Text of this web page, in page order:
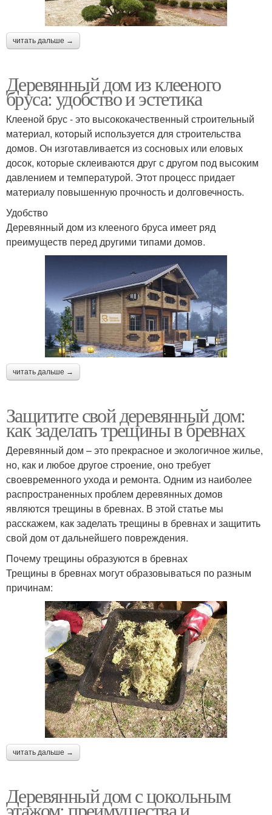
читать дальше →
Деревянный дом из клееного
бруса: удобство и эстетика
Клееной брус - это высококачественный строительный
материал, который используется для строительства
домов. Он изготавливается из сосновых или еловых
досок, которые склеиваются друг с другом под высоким
давлением и температурой. Этот процесс придает
материалу повышенную прочность и долговечность.
Удобство
Деревянный дом из клееного бруса имеет ряд
преимуществ перед другими типами домов.
читать дальше →
Защитите свой деревянный дом:
как заделать трещины в бревнах
Деревянный дом – это прекрасное и экологичное жилье,
но, как и любое другое строение, оно требует
своевременного ухода и ремонта. Одним из наиболее
распространенных проблем деревянных домов
являются трещины в бревнах. В этой статье мы
расскажем, как заделать трещины в бревнах и защитить
свой дом от дальнейшего повреждения.
Почему трещины образуются в бревнах
Трещины в бревнах могут образовываться по разным
причинам:
читать дальше →
Деревянный дом с цокольным